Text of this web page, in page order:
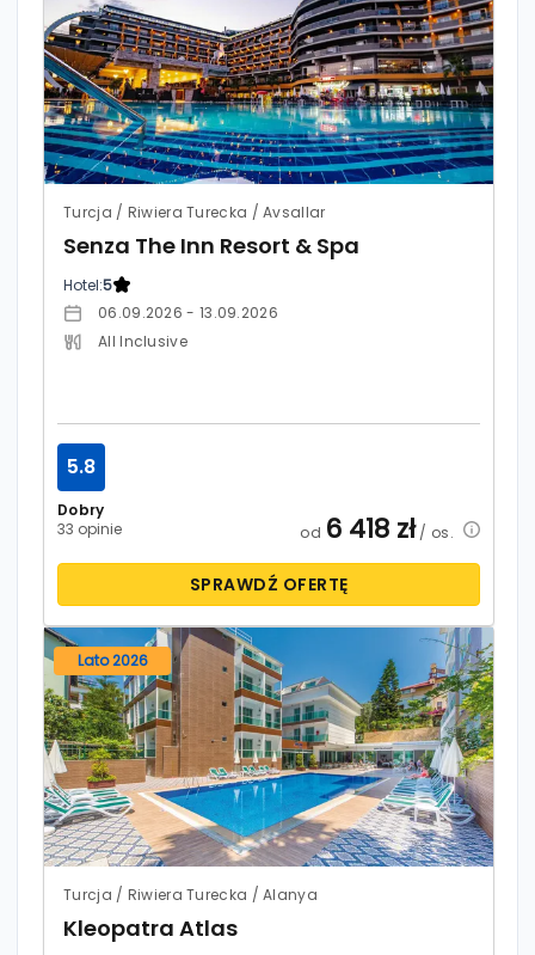
Turcja / Riwiera Turecka / Avsallar
Senza The Inn Resort & Spa
Hotel:5
06.09.2026 - 13.09.2026
All Inclusive
Dobry
33 opinie
5.8
od 6 418 zł/ os.
SPRAWDŹ OFERTĘ
Lato 2026
Turcja / Riwiera Turecka / Alanya
Kleopatra Atlas